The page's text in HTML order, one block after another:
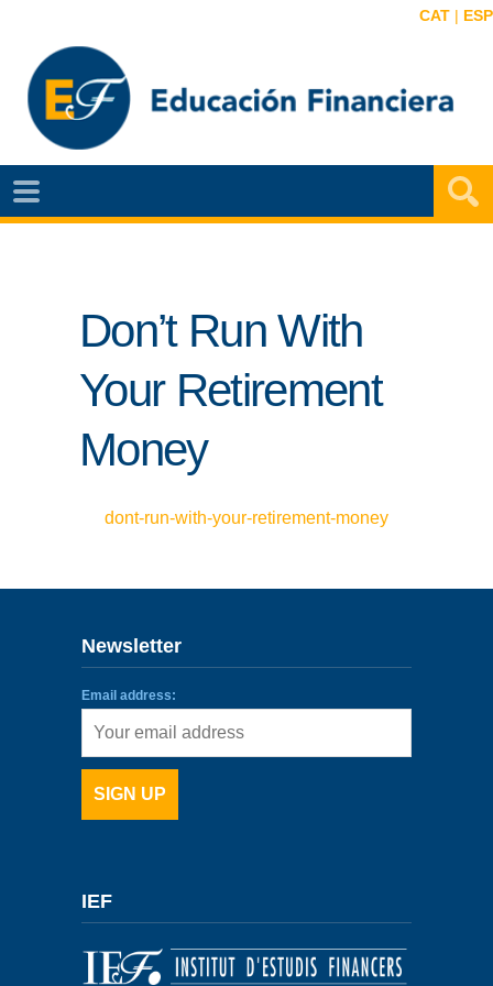
CAT | ESP
NOTÍCIAS
EF
MAPA
AGENDA
ENLACES
Don’t Run With
Your Retirement
Money
dont-run-with-your-retirement-money
Newsletter
Email address:
IEF